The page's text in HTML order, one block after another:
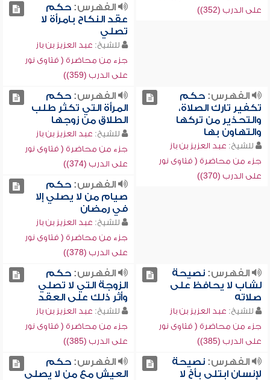
على الدرب (352))
الفهرس:حكم
عقد النكاح بامرأة لا
تصلي
للشيخ: عبد العزيز بن باز
جزء من محاضرة ( فتاوى نور
على الدرب (359))
الفهرس:حكم
تكفير تارك الصلاة،
والتحذير من تركها
والتهاون بها
للشيخ: عبد العزيز بن باز
جزء من محاضرة ( فتاوى نور
على الدرب (370))
الفهرس:حكم
المرأة التي تكثر طلب
الطلاق من زوجها
للشيخ: عبد العزيز بن باز
جزء من محاضرة ( فتاوى نور
على الدرب (374))
الفهرس:حكم
صيام من لا يصلي إلا
في رمضان
للشيخ: عبد العزيز بن باز
جزء من محاضرة ( فتاوى نور
على الدرب (378))
الفهرس:نصيحة
لشاب لا يحافظ على
صلاته
للشيخ: عبد العزيز بن باز
جزء من محاضرة ( فتاوى نور
على الدرب (385))
الفهرس:حكم
الزوجة التي لا تصلي
وأثر ذلك على العقد
للشيخ: عبد العزيز بن باز
جزء من محاضرة ( فتاوى نور
على الدرب (385))
الفهرس:نصيحة
لإنسان ابتلي بأخ لا
الفهرس:حكم
العيش مع من لا يصلي